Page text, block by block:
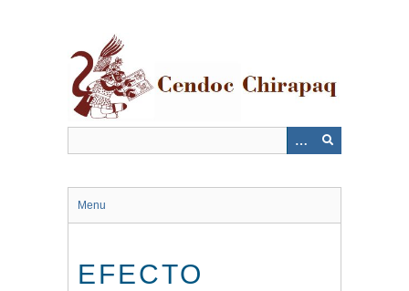
Menu
EFECTO